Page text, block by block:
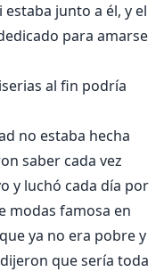
estaba junto a él, y el
para amarse
al fin podría
no estaba hecha
saber cada vez
y luchó cada día por
modas famosa en
ya no era pobre y
que sería toda